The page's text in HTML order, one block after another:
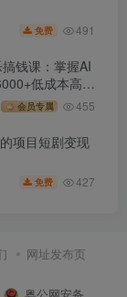
免费 491
钱课：掌握AI
低成本高收
会员专属 455
项目短剧变现
免费 427
网址发布页